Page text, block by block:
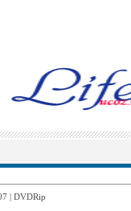
| DVDRip